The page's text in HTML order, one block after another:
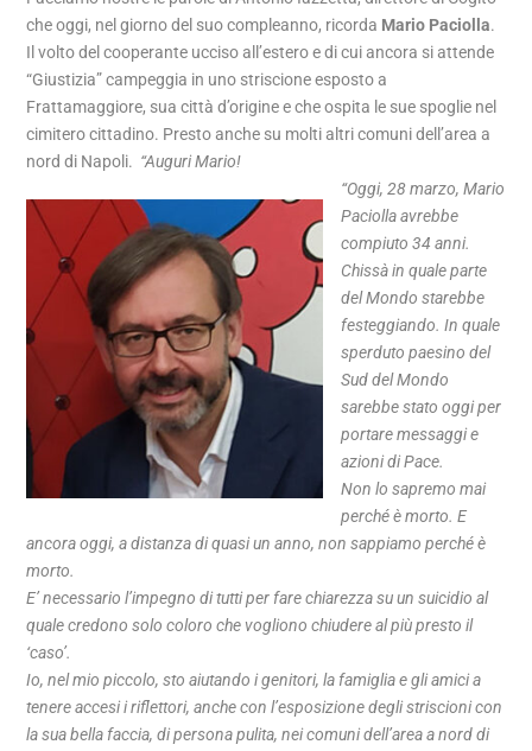
che oggi, nel giorno del suo compleanno, ricorda Mario Paciolla.
Il volto del cooperante ucciso all’estero e di cui ancora si attende
“Giustizia” campeggia in uno striscione esposto a
Frattamaggiore, sua città d’origine e che ospita le sue spoglie nel
cimitero cittadino. Presto anche su molti altri comuni dell’area a
nord di Napoli. “Auguri Mario!
“Oggi, 28 marzo, Mario
Paciolla avrebbe
compiuto 34 anni.
Chissà in quale parte
del Mondo starebbe
festeggiando. In quale
sperduto paesino del
Sud del Mondo
sarebbe stato oggi per
portare messaggi e
azioni di Pace.
Non lo sapremo mai
perché è morto. E
ancora oggi, a distanza di quasi un anno, non sappiamo perché è
morto.
E’ necessario l’impegno di tutti per fare chiarezza su un suicidio al
quale credono solo coloro che vogliono chiudere al più presto il
‘caso’.
Io, nel mio piccolo, sto aiutando i genitori, la famiglia e gli amici a
tenere accesi i riflettori, anche con l’esposizione degli striscioni con
la sua bella faccia, di persona pulita, nei comuni dell’area a nord di